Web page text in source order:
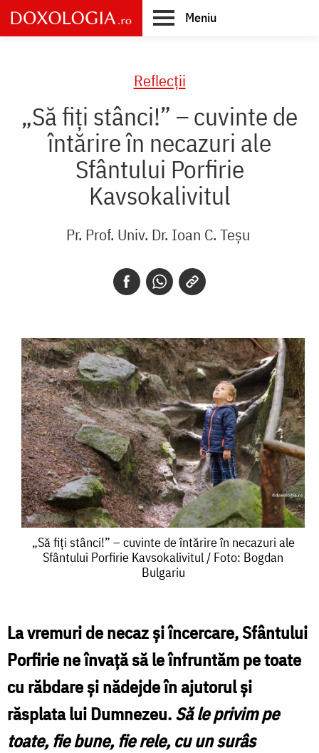
Skip
to
main
Meniu
Reflecții
„Să fiți stânci!” – cuvinte de
întărire în necazuri ale
Sfântului Porfirie
Kavsokalivitul
Pr. Prof. Univ. Dr. Ioan C. Teșu
„Să
cuvinte
de
întărire
în
necazuri
„Să fiți stânci!” – cuvinte de întărire în necazuri ale
Sfântului Porfirie Kavsokalivitul / Foto: Bogdan
Bulgariu
La vremuri de necaz și încercare, Sfântului
Porfirie ne învață să le înfruntăm pe toate
cu răbdare și nădejde în ajutorul și
răsplata lui Dumnezeu.Să le privim pe
toate, fie bune, fie rele, cu un surâs